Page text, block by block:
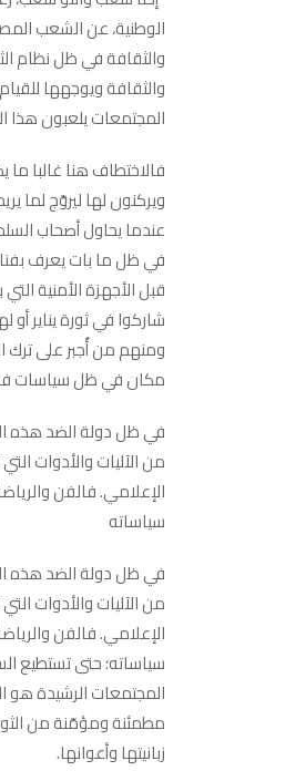
الوطنية، عن الشعب
والثقافة في ظل نظام
والثقافة ويوجهها
المجتمعات يلعبون هذا
فالاختطاف هنا غالبا
ويركنون لها ليروّج لما
عندما يحاول أصحاب
في ظل ما بات يعرف
قبل الأجهزة الأمنية
شاركوا في ثورة يناير
ومنهم من أُجبر على
مكان في ظل سياسات
في ظل دولة الضد هذه
من الآليات والأدوات
الإعلامي. فالفن
سياساته
في ظل دولة الضد هذه
من الآليات والأدوات
الإعلامي. فالفن
سياساته؛ حتى تستطيع
المجتمعات الرشيدة هو
مطمئنة ومؤمّنة من
زبانيتها وأعوانها.